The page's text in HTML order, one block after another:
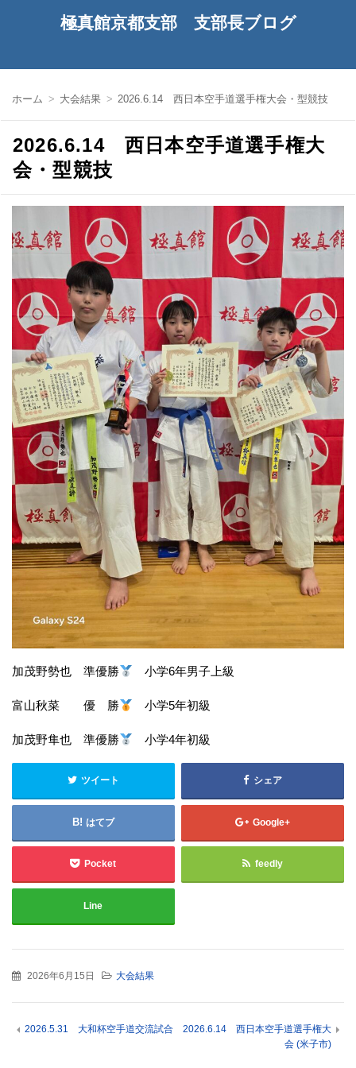
極真館京都支部 支部長ブログ
ホーム 大会結果 2026.6.14 西日本空手道選手権大会・型競技
2026.6.14 西日本空手道選手権大
会・型競技
加茂野勢也 準優勝 小学6年男子上級
富山秋菜 優 勝 小学5年初級
加茂野隼也 準優勝 小学4年初級
ツイート シェア
はてブ Google+
Pocket feedly
Line
2026年6月15日 大会結果
2026.5.31 大和杯空手道交流試合
2026.6.14 西日本空手道選手権大
会 (米子市)